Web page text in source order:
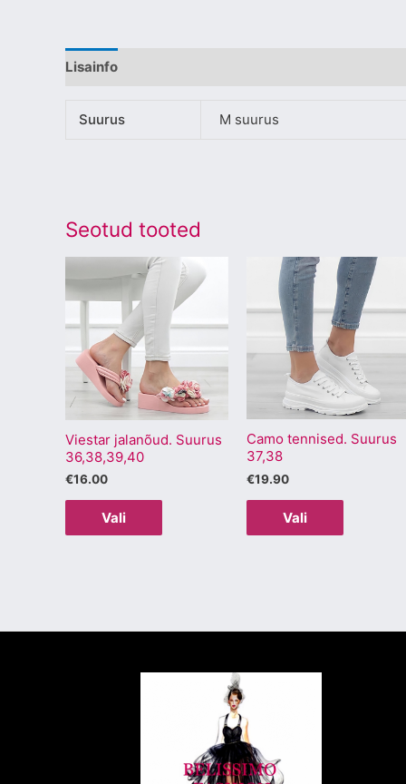
Lisainfo
Suurus M suurus
Seotud tooted
Viestar jalanõud. Suurus
36,38,39,40
€16.00
Vali
Sellel
tootel
on
varianti.
Valikuid
saab
teha
Camo tennised. Suurus
37,38
€19.90
Vali
Sellel
tootel
on
mitu
varianti.
Valikuid
saab
teha